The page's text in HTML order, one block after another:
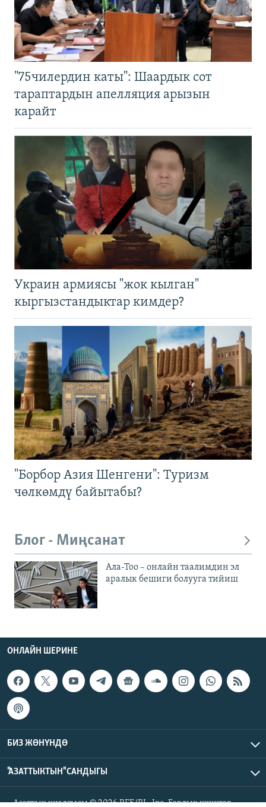
"75чилердин каты": Шаардык сот
тараптардын апелляция арызын
карайт
Украин армиясы "жок кылган"
кыргызстандыктар кимдер?
"Борбор Азия Шенгени": Туризм
чөлкөмдү байытабы?
Блог - Миңсанат
Ала-Тоо – онлайн таалимдин эл
аралык бешиги болууга тийиш
ОНЛАЙН ШЕРИНЕ
БИЗ ЖӨНҮНДӨ
"АЗАТТЫКТЫН" САНДЫГЫ
Азаттык үналгысы © 2026 RFE/RL, Inc. Бардык укуктар